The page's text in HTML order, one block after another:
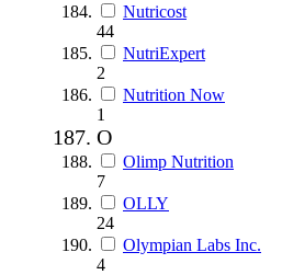
Nutricost
44
NutriExpert
2
Nutrition Now
1
O
Olimp Nutrition
7
OLLY
24
Olympian Labs Inc.
4